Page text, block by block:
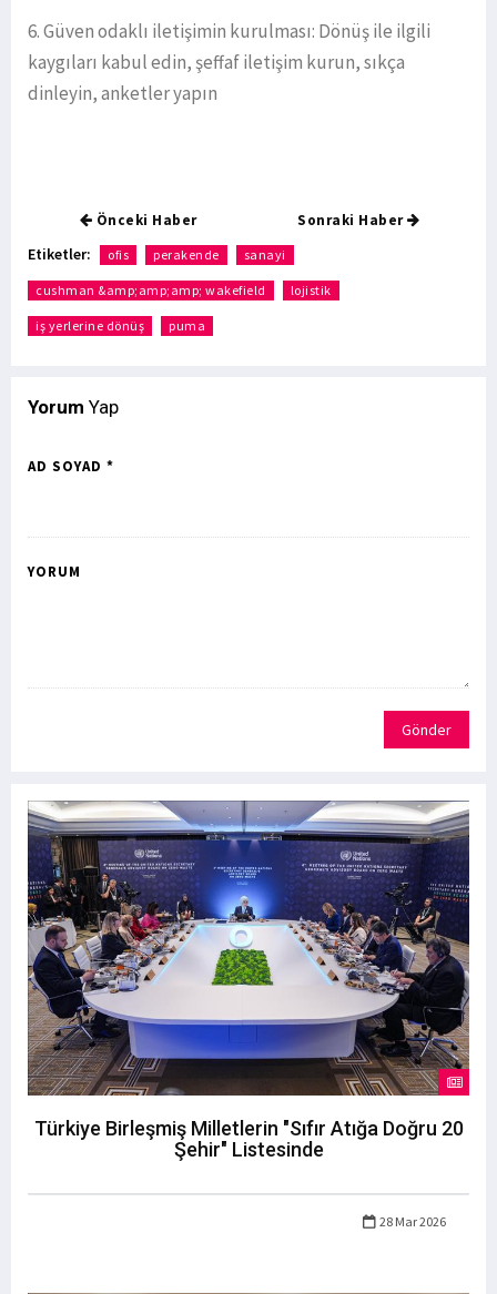
6. Güven odaklı iletişimin kurulması: Dönüş ile ilgili
kaygıları kabul edin, şeffaf iletişim kurun, sıkça
dinleyin, anketler yapın
Önceki Haber Sonraki Haber
Etiketler: ofis perakende sanayi
cushman &amp;amp;amp; wakefield lojistik
iş yerlerine dönüş puma
Yorum Yap
AD SOYAD *
YORUM
Gönder
Türkiye Birleşmiş Milletlerin "Sıfır Atığa Doğru 20
Şehir" Listesinde
28 Mar 2026